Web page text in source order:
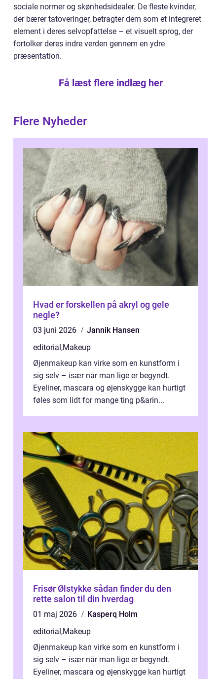
sociale normer og skønhedsidealer. De fleste kvinder,
der bærer tatoveringer, betragter dem som et integreret
element i deres selvopfattelse – et visuelt sprog, der
fortolker deres indre verden gennem en ydre
præsentation.
Få læst flere indlæg her
Flere Nyheder
Hvad er forskellen på akryl og gele
negle?
03 juni 2026
Jannik Hansen
editorial ,Makeup
Øjenmakeup kan virke som en kunstform i
sig selv – især når man lige er begyndt.
Eyeliner, mascara og øjenskygge kan hurtigt
føles som lidt for mange ting p&arin...
Frisør Ølstykke sådan finder du den
rette salon til din hverdag
01 maj 2026
Kasperq Holm
editorial ,Makeup
Øjenmakeup kan virke som en kunstform i
sig selv – især når man lige er begyndt.
Eyeliner, mascara og øjenskygge kan hurtigt